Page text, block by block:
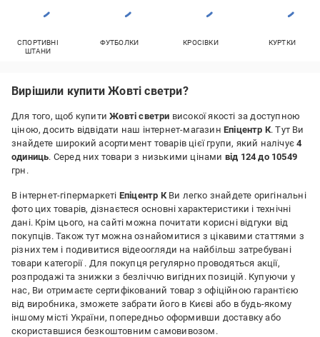
СПОРТИВНІ
ШТАНИ
ФУТБОЛКИ КРОСІВКИ КУРТКИ
Вирішили купити Жовті светри?
Для того, щоб купитиЖовті светри високої якості за доступною
ціною, досить відвідати наш інтернет-магазин Епіцентр К. Тут Ви
знайдете широкий асортимент товарів цієї групи, який налічує4
одиниць. Серед них товари з низькими цінами від 124 до 10549
грн.
В інтернет-гіпермаркеті Епіцентр КВи легко знайдете оригінальні
фото цих товарів, дізнаєтеся основні характеристики і технічні
дані. Крім цього, на сайті можна почитати корисні відгуки від
покупців. Також тут можна ознайомитися з цікавими статтями з
різних тем і подивитися відеоогляди на найбільш затребувані
товари категорії . Для покупця регулярно проводяться акції,
розпродажі та знижки з безліччю вигідних позицій. Купуючи у
нас, Ви отримаєте сертифікований товар з офіційною гарантією
від виробника, зможете забрати його в Києві або в будь-якому
іншому місті України, попередньо оформивши доставку або
скориставшися безкоштовним самовивозом.